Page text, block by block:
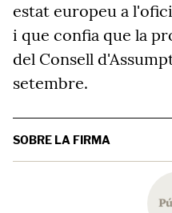
estat europeu a
i que confia que la
del Consell
setembre.
SOBRE LA FIRMA